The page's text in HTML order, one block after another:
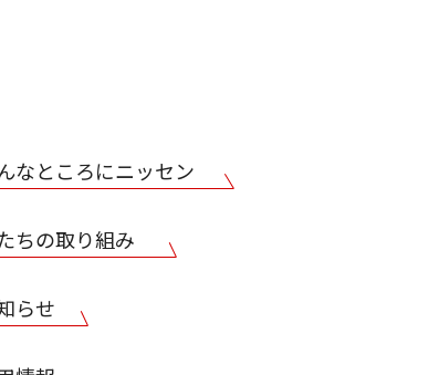
なところにニッセン
ちの取り組み
らせ